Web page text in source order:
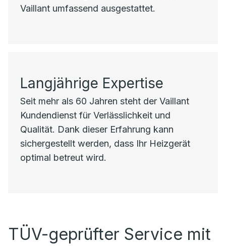
Vaillant umfassend ausgestattet.
Langjährige Expertise
Seit mehr als 60 Jahren steht der Vaillant
Kundendienst für Verlässlichkeit und
Qualität. Dank dieser Erfahrung kann
sichergestellt werden, dass Ihr Heizgerät
optimal betreut wird.
TÜV-geprüfter Service mit